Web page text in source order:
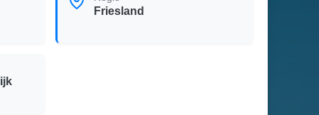
Friesland